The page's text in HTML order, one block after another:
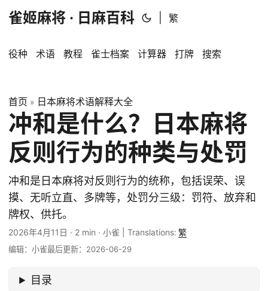
雀姬麻将 · 日麻百科 繁
役种 术语 教程 雀士档案 计算器 打牌 搜索
首页 » 日本麻将术语解释大全
冲和是什么？日本麻将
反则行为的种类与处罚
冲和是日本麻将对反则行为的统称，包括误荣、误
摸、无听立直、多牌等，处罚分三级：罚符、放弃和
牌权、供托。
2026年4月11日 · 2 min · 小雀 Translations: 繁
编辑：小雀最后更新：2026-06-29
目录